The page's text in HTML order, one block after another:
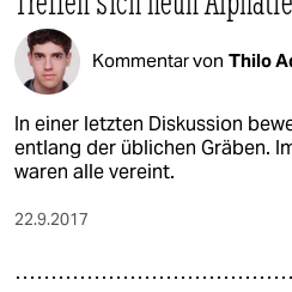
Kommentar von Thilo
In einer letzten Diskussion
entlang der üblichen Gräben.
waren alle vereint.
22.9.2017